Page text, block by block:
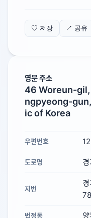
♡ 저장 ↗ 공유
영문 주소
46 Woreun-
ngpyeong-
ic of Korea
우편번호
도로명
지번
법정동